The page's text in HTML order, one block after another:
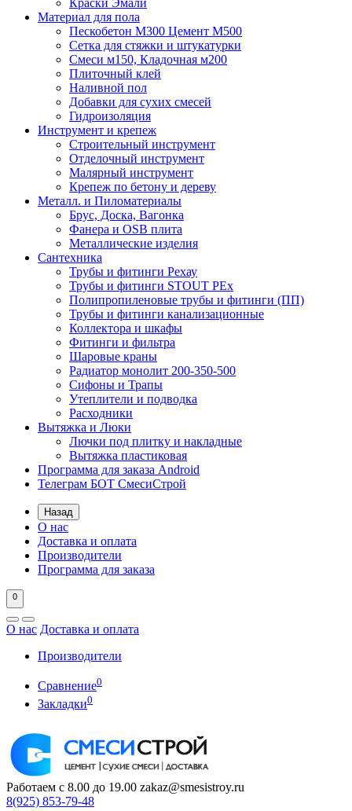
Краски Эмали
Материал для пола
Пескобетон М300 Цемент М500
Сетка для стяжки и штукатурки
Смеси м150, Кладочная м200
Плиточный клей
Наливной пол
Добавки для сухих смесей
Гидроизоляция
Инструмент и крепеж
Строительный инструмент
Отделочный инструмент
Малярный инструмент
Крепеж по бетону и дереву
Металл. и Пиломатериалы
Брус, Доска, Вагонка
Фанера и OSB плита
Металлические изделия
Сантехника
Трубы и фитинги Рехау
Трубы и фитинги STOUT PEx
Полипропиленовые трубы и фитинги (ПП)
Трубы и фитинги канализационные
Коллектора и шкафы
Фитинги и фильтра
Шаровые краны
Радиатор монолит 200-350-500
Сифоны и Трапы
Утеплители и подводка
Расходники
Вытяжка и Люки
Лючки под плитку и накладные
Вытяжка пластиковая
Программа для заказа Android
Телеграм БОТ СмесиСтрой
Назад
О нас
Доставка и оплата
Производители
Программа для заказа
0
О нас Доставка и оплата
Производители
Сравнение0
Закладки0
Работаем с 8.00 до 19.00 zakaz@smesistroy.ru
8(925) 853-79-48